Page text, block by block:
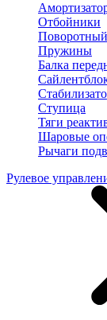
Отбойники
Пружины
Балка
Ступица
Тяги
Шаровые
Рычаги
Рулевое